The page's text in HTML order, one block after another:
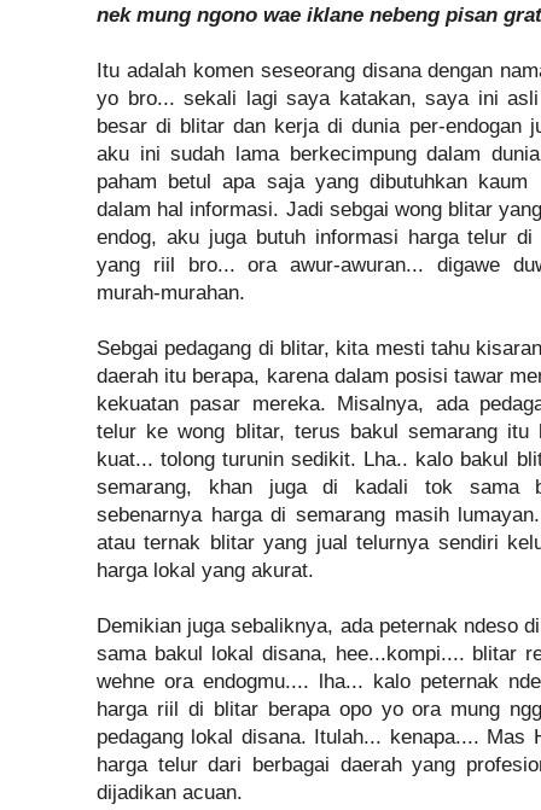
nek mung ngono wae iklane nebeng pisan
Itu adalah komen seseorang disana dengan
yo bro... sekali lagi saya katakan, saya ini
besar di blitar dan kerja di dunia per-endogan
aku ini sudah lama berkecimpung dalam
paham betul apa saja yang dibutuhkan kaum
dalam hal informasi. Jadi sebgai wong blitar
endog, aku juga butuh informasi harga telur di
yang riil bro... ora awur-awuran... digawe
murah-murahan.
Sebgai pedagang di blitar, kita mesti tahu
daerah itu berapa, karena dalam posisi tawar
kekuatan pasar mereka. Misalnya, ada
telur ke wong blitar, terus bakul semarang itu
kuat... tolong turunin sedikit. Lha.. kalo bakul
semarang, khan juga di kadali tok sama
sebenarnya harga di semarang masih
atau ternak blitar yang jual telurnya sendiri
harga lokal yang akurat.
Demikian juga sebaliknya, ada peternak ndeso
sama bakul lokal disana, hee...kompi.... blitar
wehne ora endogmu.... lha... kalo peternak
harga riil di blitar berapa opo yo ora mung
pedagang lokal disana. Itulah... kenapa.... Mas
harga telur dari berbagai daerah yang
dijadikan acuan.